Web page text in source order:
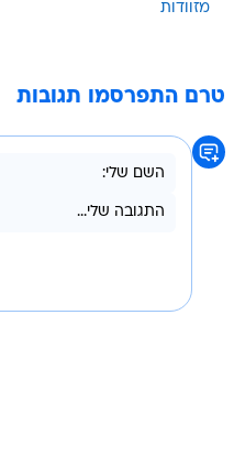
מזוודות
טרם התפרסמו תגובות